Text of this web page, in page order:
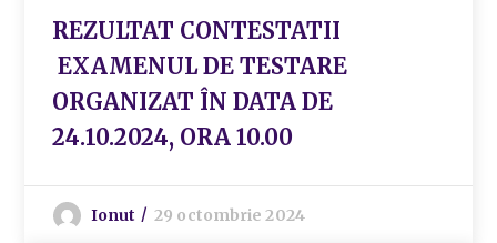
REZULTAT CONTESTATII
EXAMENUL DE TESTARE
ORGANIZAT ÎN DATA DE
24.10.2024, ORA 10.00
Ionut 29 octombrie 2024